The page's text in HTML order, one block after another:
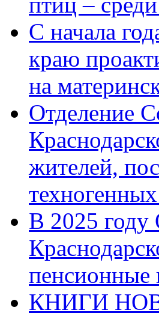
С начала
краю
на
Отделение
жителей,
В 2025 году
пенсионные
КНИГИ